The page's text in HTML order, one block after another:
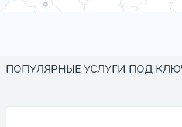
ПОПУЛЯРНЫЕ УСЛУГИ ПОД